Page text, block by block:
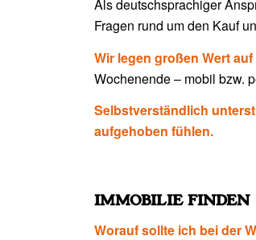
Als deutschsprachiger
Fragen rund um den Kauf
Wir legen großen Wert
Wochenende – mobil bzw.
Selbstverständlich
aufgehoben fühlen.
IMMOBILIE FINDEN
Worauf sollte ich bei der